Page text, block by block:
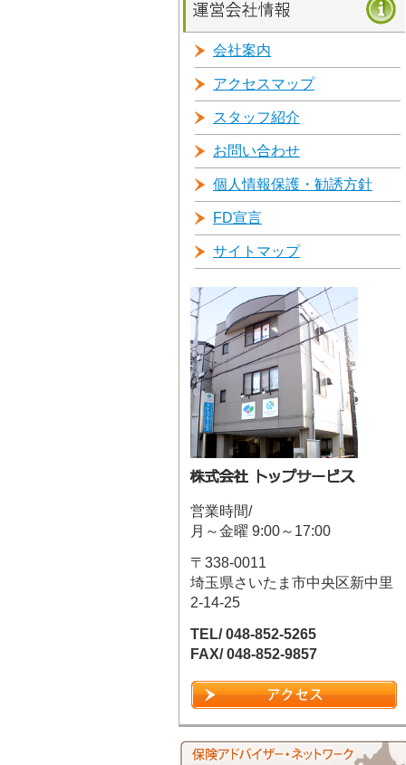
会社案内
アクセスマップ
スタッフ紹介
お問い合わせ
個人情報保護・勧誘方針
FD宣言
サイトマップ
営業時間/
月～金曜 9:00～17:00
〒338-0011
埼玉県さいたま市中央区新中里
2-14-25
TEL/ 048-852-5265
FAX/ 048-852-9857